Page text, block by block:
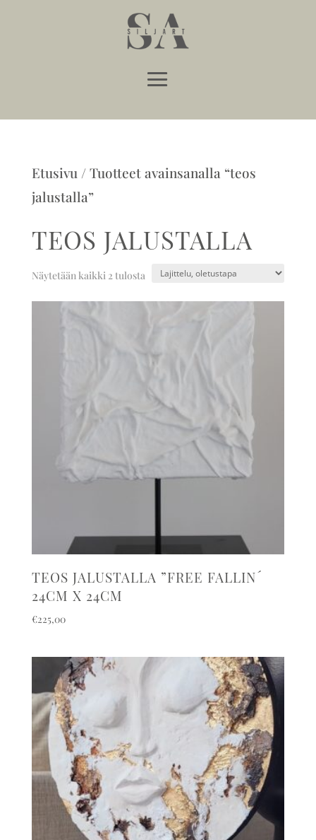
Etusivu / Tuotteet avainsanalla “teos
jalustalla”
TEOS JALUSTALLA
Näytetään kaikki 2 tulosta
TEOS JALUSTALLA ”FREE FALLIN´
24CM X 24CM
€225,00